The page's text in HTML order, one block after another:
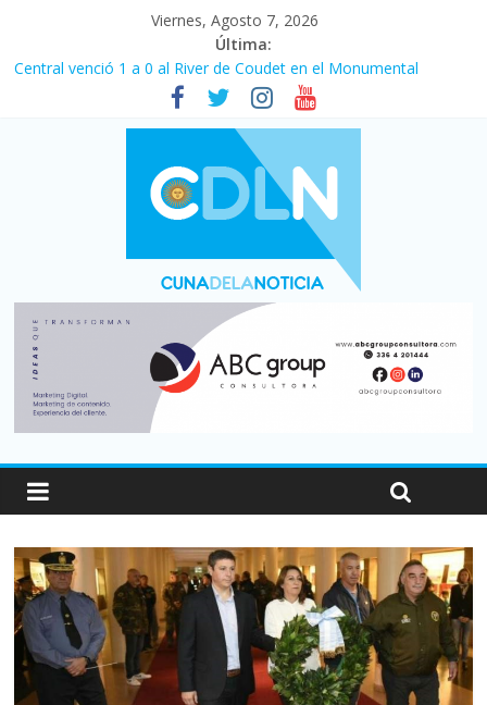
Viernes, Agosto 7, 2026
Última:
Central venció 1 a 0 al River de Coudet en el Monumental
La morosidad alcanzó su nivel más alto en dos décadas y ya
afecta a 400 mil deudores en Santa Fe
Desde que asumió Milei cerraron 41.000 kioscos: el sector
denuncia crisis como en 2001
Vacaciones de invierno con más movimiento y consumo
turístico: 4,6 millones de personas viajaron por el país, un 5,9%
Fuerte caída de la venta de autos usados en julio: bajó un 12,6%